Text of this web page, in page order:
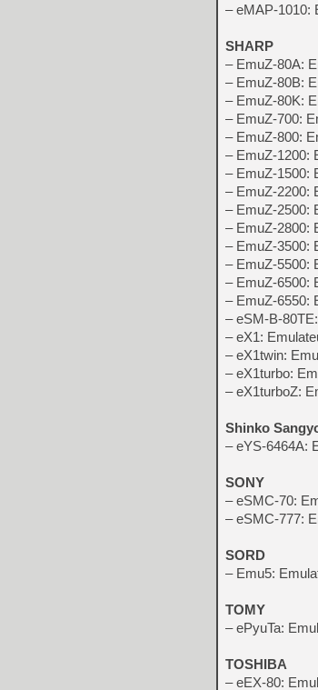
– eMAP-1010:
SHARP
– EmuZ-80A:
– EmuZ-80B:
– EmuZ-80K:
– EmuZ-700:
– EmuZ-800:
– EmuZ-1200:
– EmuZ-1500:
– EmuZ-2200:
– EmuZ-2500:
– EmuZ-2800:
– EmuZ-3500:
– EmuZ-5500:
– EmuZ-6500:
– EmuZ-6550:
– eSM-B-
– eX1:
– eX1twin:
– eX1turbo:
– eX1turboZ:
Shinko
– eYS-6464A:
SONY
– eSMC-70:
– eSMC-777:
SORD
– Emu5:
TOMY
– ePyuTa:
TOSHIBA
– eEX-80: